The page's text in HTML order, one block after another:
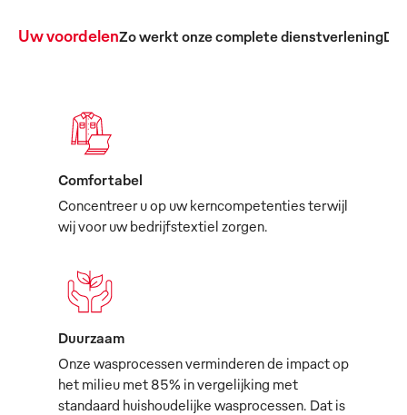
Uw voordelenZo werkt onze complete dienstverleningDe
Comfortabel
Concentreer u op uw kerncompetenties terwijl
wij voor uw bedrijfstextiel zorgen.
Duurzaam
Onze wasprocessen verminderen de impact op
het milieu met 85% in vergelijking met
standaard huishoudelijke wasprocessen. Dat is